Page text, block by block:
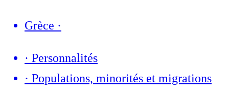
Grèce ·
· Personnalités
· Populations, minorités et migrations